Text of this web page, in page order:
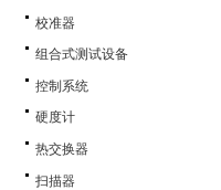
校准器
组合式测试设备
控制系统
硬度计
热交换器
扫描器